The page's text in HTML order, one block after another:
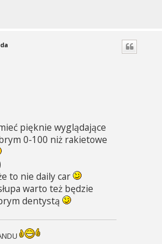
pięknie wyglądające
0-100 niż rakietowe
to nie daily car
warto też będzie
dentystą